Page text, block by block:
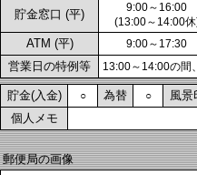
貯金窓口 (平)
9:00～16:00
(13:00～14:00
ATM (平) 9:00～17:30
営業日の特例等 13:00～14:00の間
貯金(入金) ○ 為替 ○ 風景
個人メモ
郵便局の画像